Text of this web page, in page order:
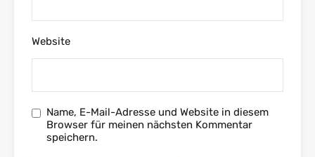
Website
Name, E-Mail-Adresse und Website in diesem
Browser für meinen nächsten Kommentar
speichern.